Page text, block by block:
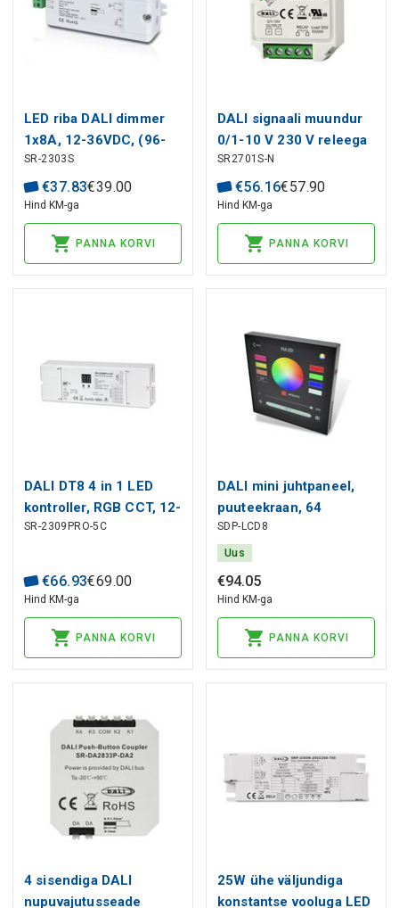
LED riba DALI dimmer
1x8A, 12-36VDC, (96-
288)W, Sunricher
SR-2303S
€37.83€39.00
Hind KM-ga
PANNA KORVI
DALI signaali muundur
0/1-10 V 230 V releega
kuni 300 W, Sunricher
SR2701S-N
€56.16€57.90
Hind KM-ga
PANNA KORVI
DALI DT8 4 in 1 LED
kontroller, RGB CCT, 12-
36V, 5 x 5A, push dim,
SR-2309PRO-5C
€66.93€69.00
Hind KM-ga
PANNA KORVI
DALI mini juhtpaneel,
puuteekraan, 64
aadressi, gruppide,
stseenide ja värvide
programmeerimiseks ja
juhtimiseks.
SDP-LCD8
Uus
€94.05
Hind KM-ga
PANNA KORVI
4 sisendiga DALI
nupuvajutusseade
25W ühe väljundiga
konstantse vooluga LED